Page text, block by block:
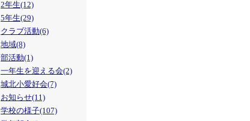
2年生(12)
5年生(29)
クラブ活動(6)
地域(8)
部活動(1)
一年生を迎える会(2)
城北小愛好会(7)
お知らせ(11)
学校の様子(107)